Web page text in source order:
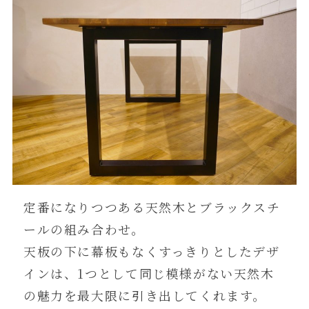
定番になりつつある天然木とブラックスチ
ールの組み合わせ。
天板の下に幕板もなくすっきりとしたデザ
インは、1つとして同じ模様がない天然木
の魅力を最大限に引き出してくれます。